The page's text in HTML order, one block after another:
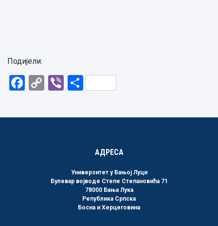
Подијели:
Facebook
CopyViberShare
АДРЕСА
Универзитет у Бањој Луци
Булевар војводе Степе Степановића 71
78000 Бања Лука
Република Српска
Босна и Херцеговина